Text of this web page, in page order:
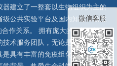
建立了一整套以生物组织为主的
公共实验平台及国内知名高校生
作关系。 拥有庞大的石蜡、冰冻
术服务团队，无论是形态病理学
具有丰富的免疫组化实验经验，
微信客服